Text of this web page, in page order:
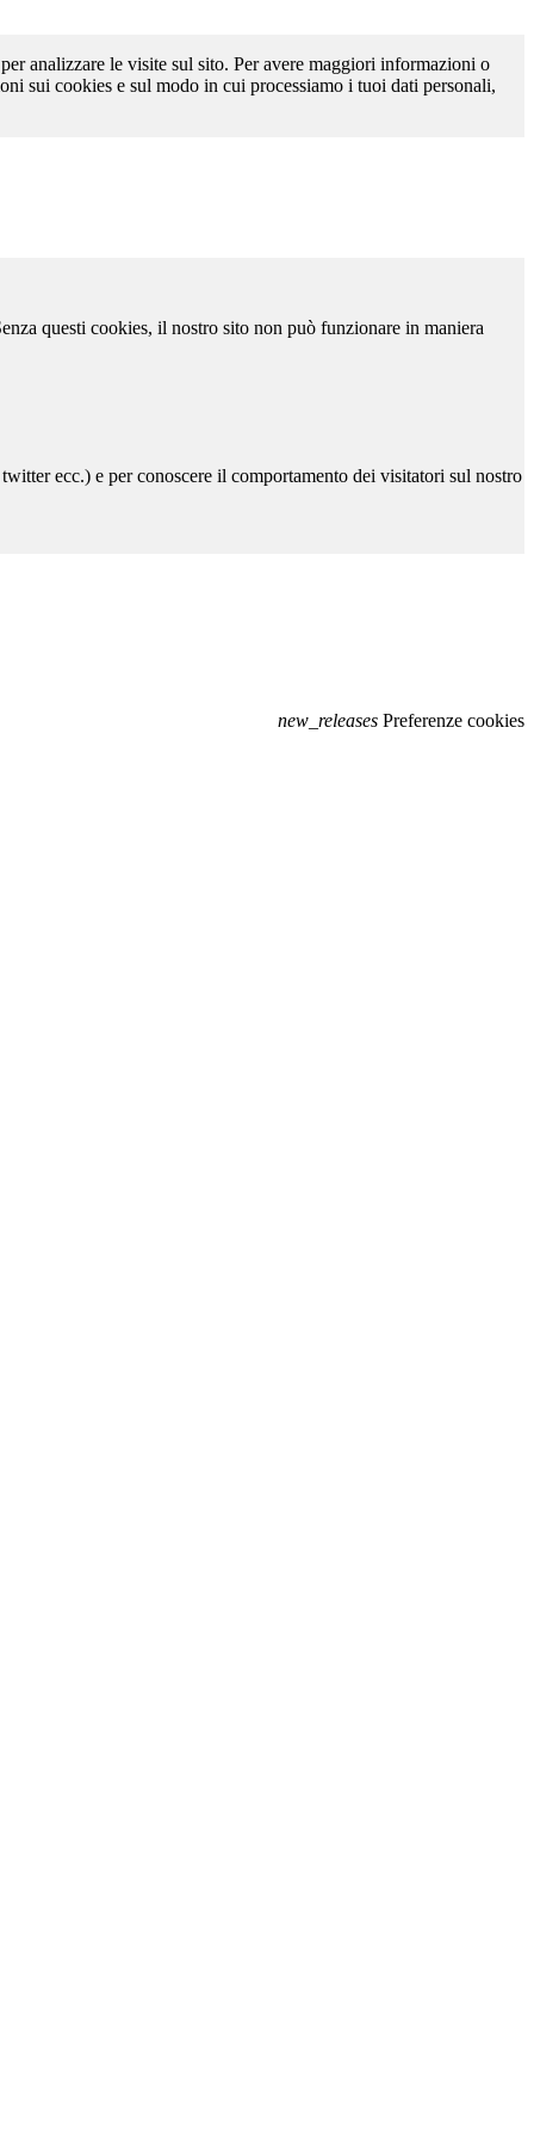
analizzare le visite sul sito. Per avere maggiori informazioni o
sui cookies e sul modo in cui processiamo i tuoi dati personali,
questi cookies, il nostro sito non può funzionare in maniera
ecc.) e per conoscere il comportamento dei visitatori sul nostro
new_releases Preferenze cookies